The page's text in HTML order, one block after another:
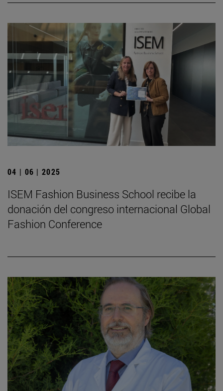
04 | 06 | 2025
ISEM Fashion Business School recibe la
donación del congreso internacional Global
Fashion Conference